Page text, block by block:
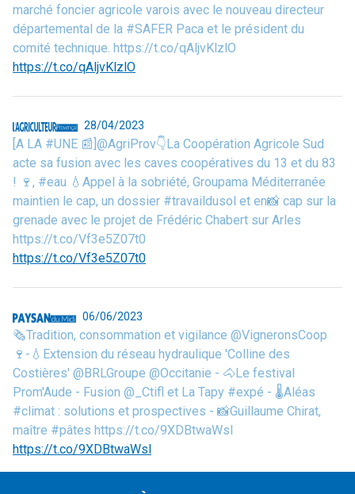
marché foncier agricole varois avec le nouveau directeur
départemental de la #SAFER Paca et le président du
comité technique. https://t.co/qAljvKlzlO
https://t.co/qAljvKlzlO
28/04/2023
[A LA #UNE 📰]@AgriProv👇La Coopération Agricole Sud
acte sa fusion avec les caves coopératives du 13 et du 83
! 🍷, #eau 💧Appel à la sobriété, Groupama Méditerranée
maintien le cap, un dossier #travaildusol et en📸 cap sur la
grenade avec le projet de Frédéric Chabert sur Arles
https://t.co/Vf3e5Z07t0
https://t.co/Vf3e5Z07t0
06/06/2023
🗞️Tradition, consommation et vigilance @VigneronsCoop
🍷-💧Extension du réseau hydraulique 'Colline des
Costières' @BRLGroupe @Occitanie - 🐴Le festival
Prom'Aude - Fusion @_Ctifl et La Tapy #expé - 🌡️Aléas
#climat : solutions et prospectives - 📸Guillaume Chirat,
maître #pâtes https://t.co/9XDBtwaWsl
https://t.co/9XDBtwaWsl